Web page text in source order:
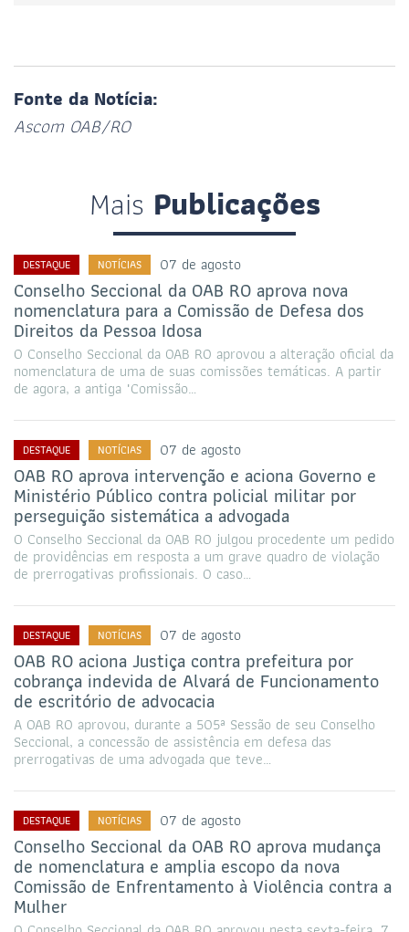
Fonte da Notícia:
Ascom OAB/RO
Mais Publicações
DESTAQUE NOTÍCIAS 07 de agosto
Conselho Seccional da OAB RO aprova nova
nomenclatura para a Comissão de Defesa dos
Direitos da Pessoa Idosa
O Conselho Seccional da OAB RO aprovou a alteração oficial da
nomenclatura de uma de suas comissões temáticas. A partir
de agora, a antiga "Comissão…
DESTAQUE NOTÍCIAS 07 de agosto
OAB RO aprova intervenção e aciona Governo e
Ministério Público contra policial militar por
perseguição sistemática a advogada
O Conselho Seccional da OAB RO julgou procedente um pedido
de providências em resposta a um grave quadro de violação
de prerrogativas profissionais. O caso…
DESTAQUE NOTÍCIAS 07 de agosto
OAB RO aciona Justiça contra prefeitura por
cobrança indevida de Alvará de Funcionamento
de escritório de advocacia
A OAB RO aprovou, durante a 505ª Sessão de seu Conselho
Seccional, a concessão de assistência em defesa das
prerrogativas de uma advogada que teve…
DESTAQUE NOTÍCIAS 07 de agosto
Conselho Seccional da OAB RO aprova mudança
de nomenclatura e amplia escopo da nova
Comissão de Enfrentamento à Violência contra a
Mulher